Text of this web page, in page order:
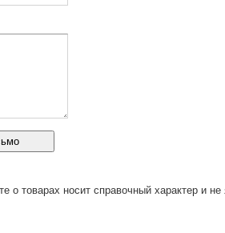
о товарах носит справочный характер и